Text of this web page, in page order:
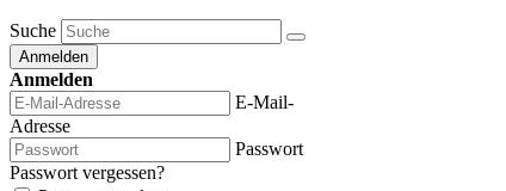
Suche
Anmelden
Anmelden
E-Mail-
Adresse
Passwort
Passwort vergessen?